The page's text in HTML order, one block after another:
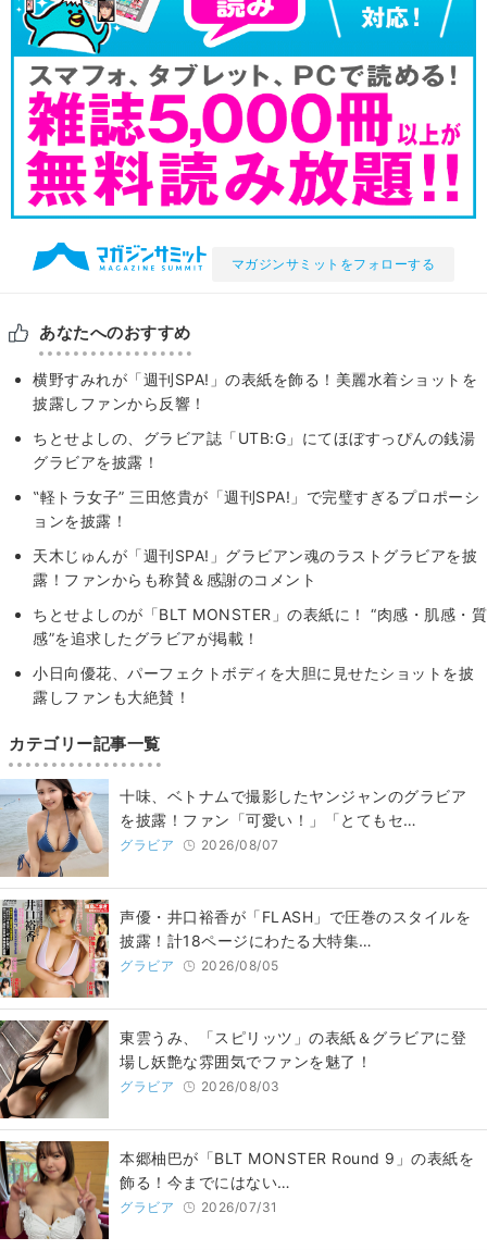
マガジンサミットをフォローする
あなたへのおすすめ
横野すみれが「週刊SPA!」の表紙を飾る！美麗水着ショットを
披露しファンから反響！
ちとせよしの、グラビア誌「UTB:G」にてほぼすっぴんの銭湯
グラビアを披露！
‟軽トラ女子” 三田悠貴が「週刊SPA!」で完璧すぎるプロポーシ
ョンを披露！
天木じゅんが「週刊SPA!」グラビアン魂のラストグラビアを披
露！ファンからも称賛＆感謝のコメント
ちとせよしのが「BLT MONSTER」の表紙に！ “肉感・肌感・質
感”を追求したグラビアが掲載！
小日向優花、パーフェクトボディを大胆に見せたショットを披
露しファンも大絶賛！
カテゴリー記事一覧
十味、ベトナムで撮影したヤンジャンのグラビア
を披露！ファン「可愛い！」「とてもセ…
グラビア 2026/08/07
声優・井口裕香が「FLASH」で圧巻のスタイルを
披露！計18ページにわたる大特集…
グラビア 2026/08/05
東雲うみ、「スピリッツ」の表紙＆グラビアに登
場し妖艶な雰囲気でファンを魅了！
グラビア 2026/08/03
本郷柚巴が「BLT MONSTER Round 9」の表紙を
飾る！今までにはない…
グラビア 2026/07/31